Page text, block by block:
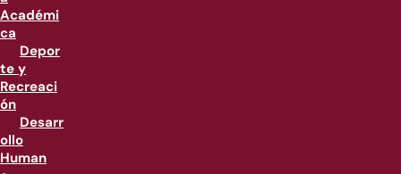
Académi
ca
Depor
te y
Recreaci
ón
Desarr
ollo
Human